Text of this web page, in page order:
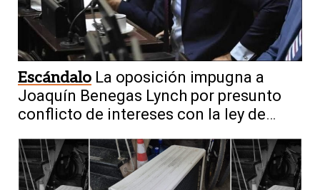
Escándalo La oposición impugna a
Joaquín Benegas Lynch por presunto
conflicto de intereses con la ley de